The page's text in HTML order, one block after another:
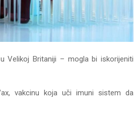
Velikoj Britaniji – mogla bi iskorijeniti
vakcinu koja uči imuni sistem da